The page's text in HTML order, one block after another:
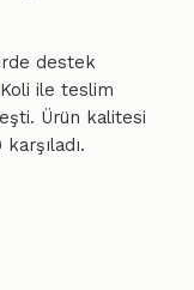
destek
ile teslim
Ürün kalitesi